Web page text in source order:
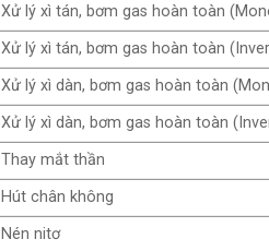
Xử lý xì tán, bơm gas hoàn toàn
Xử lý xì tán, bơm gas hoàn toàn
Xử lý xì dàn, bơm gas hoàn toàn
Xử lý xì dàn, bơm gas hoàn toàn
Thay mắt thần
Hút chân không
Nén nitơ